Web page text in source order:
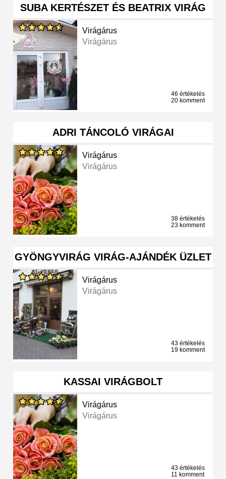
SUBA KERTÉSZET ÉS BEATRIX VIRÁG
Virágárus
Virágárus
46 értékelés
20 komment
ADRI TÁNCOLÓ VIRÁGAI
Virágárus
Virágárus
38 értékelés
23 komment
GYÖNGYVIRÁG VIRÁG-AJÁNDÉK ÜZLET
Virágárus
Virágárus
43 értékelés
19 komment
KASSAI VIRÁGBOLT
Virágárus
Virágárus
43 értékelés
11 komment